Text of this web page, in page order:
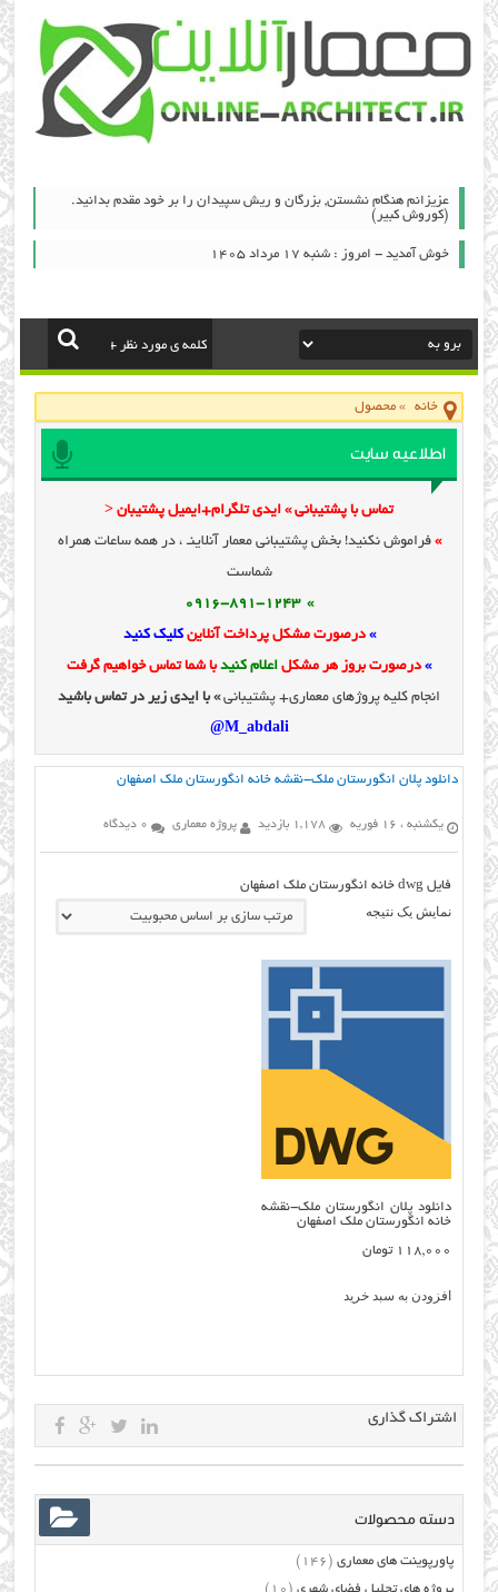
عزیزانم هنگام نشستن, بزرگان و ریش سپیدان را بر خود مقدم بدانید.
(کوروش کبیر)
خوش آمدید - امروز : شنبه ۱۷ مرداد ۱۴۰۵
خانه »محصول
اطلاعیه سایت
تماس با پشتیبانی » ایدی تلگرام+ایمیل پشتیبان <
» فراموش نکنید! بخش پشتیبانی معمار آنلاینـ ، در همه ساعات همراه
شماست
» 0916-891-1243
» درصورت مشکل پرداخت آنلاینکلیک کنید
» درصورت بروز هر مشکل اعلام کنیدبا شما تماس خواهیم گرفت
انجام کلیه پروژهای معماری+ پشتیبانی» با ایدی زیر در تماس باشید
M_abdali@
دانلود پلان انگورستان ملک-نقشه خانه انگورستان ملک اصفهان
یکشنبه ، 16 فوریه 1,178 بازدید پروژه معماری 0 دیدگاه
فایل dwg خانه انگورستان ملک اصفهان
نمایش یک نتیجه
دانلود پلان انگورستان ملک-نقشه
خانه انگورستان ملک اصفهان
118,000 تومان
افزودن به سبد خرید
اشتراک گذاری
دسته محصولات
پاورپوینت های معماری (146)